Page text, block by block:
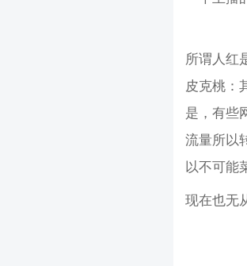
所谓人红
皮克桃：
是，有些
流量所以
以不可能
现在也无